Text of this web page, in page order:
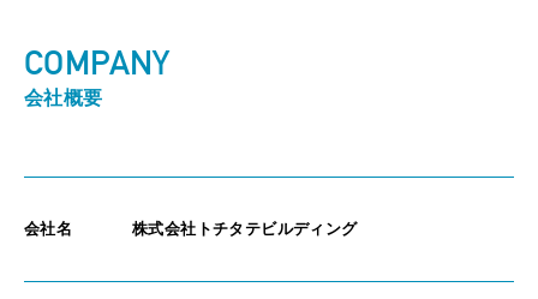
COMPANY
会社概要
会社名 株式会社トチタテビルディング